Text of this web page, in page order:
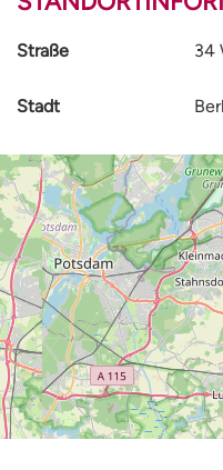
Straße 34
Stadt
Land
NÄCHSTE
Vorstands-Sprechstunde
14.09.2026 16:00 -